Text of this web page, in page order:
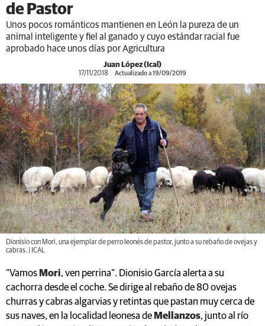
de Pastor
Unos pocos románticos mantienen en León la pureza de un
animal inteligente y fiel al ganado y cuyo estándar racial fue
aprobado hace unos días por Agricultura
Juan López (Ical)
17/11/2018 Actualizado a 19/09/2019
Dionisio con Mori, una ejemplar de perro leonés de pastor, junto a su rebaño de ovejas y
cabras. | ICAL
“Vamos Mori, ven perrina”. Dionisio García alerta a su
cachorra desde el coche. Se dirige al rebaño de 80 ovejas
churras y cabras algarvias y retintas que pastan muy cerca de
sus naves, en la localidad leonesa de Mellanzos, junto al río